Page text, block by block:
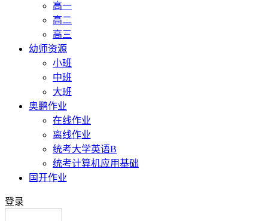
高一
高二
高三
幼师资源
小班
中班
大班
奥鹏作业
在线作业
离线作业
统考大学英语B
统考计算机应用基础
国开作业
登录